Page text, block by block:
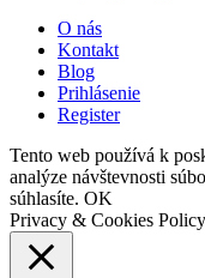
O nás
Kontakt
Blog
Prihlásenie
Register
Tento web používá k
analýze návštevnosti
súhlasíte. OK
Privacy & Cookies Policy